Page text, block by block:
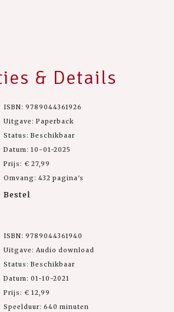
& Details
ISBN: 9789044361926
Uitgave: Paperback
Status: Beschikbaar
Datum: 10-01-2025
Prijs: € 27,99
Omvang: 432 pagina's
Bestel
ISBN: 9789044361940
Uitgave: Audio download
Status: Beschikbaar
Datum: 01-10-2021
Prijs: € 12,99
Speelduur: 640 minuten